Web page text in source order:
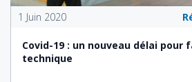
1 Juin 2020
Covid-19 : un nouveau délai
technique